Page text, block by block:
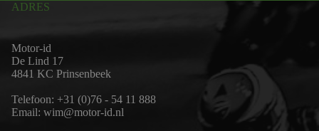
ADRES
Motor-id
De Lind 17
4841 KC Prinsenbeek
Telefoon: +31 (0)76 - 54 11 888
Email: wim@motor-id.nl